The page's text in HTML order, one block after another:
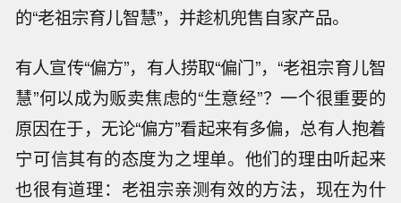
的“老祖宗育儿智慧”，并趁机兜售自家产品。
有人宣传“偏方”，有人捞取“偏门”，“老祖宗育儿智
慧”何以成为贩卖焦虑的“生意经”？一个很重要的
原因在于，无论“偏方”看起来有多偏，总有人抱着
宁可信其有的态度为之埋单。他们的理由听起来
也很有道理：老祖宗亲测有效的方法，现在为什